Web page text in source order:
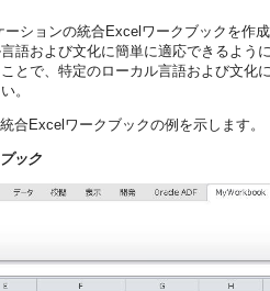
ーションの統合Excelワークブックを作
語および文化に簡単に適応できるよ
とで、特定のローカル言語および文
。
合Excelワークブックの例を示します。
ック